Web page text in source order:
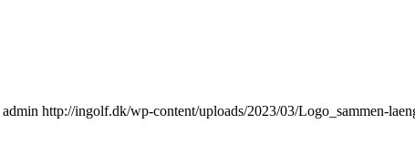
admin http://ingolf.dk/wp-content/uploads/2023/03/Logo_sammen-